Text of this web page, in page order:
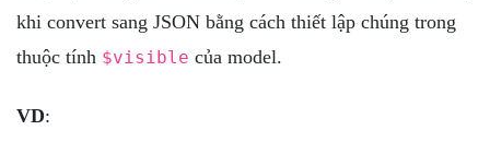
khi convert sang JSON bằng cách thiết lập chúng trong
thuộc tính $visible của model.
VD: